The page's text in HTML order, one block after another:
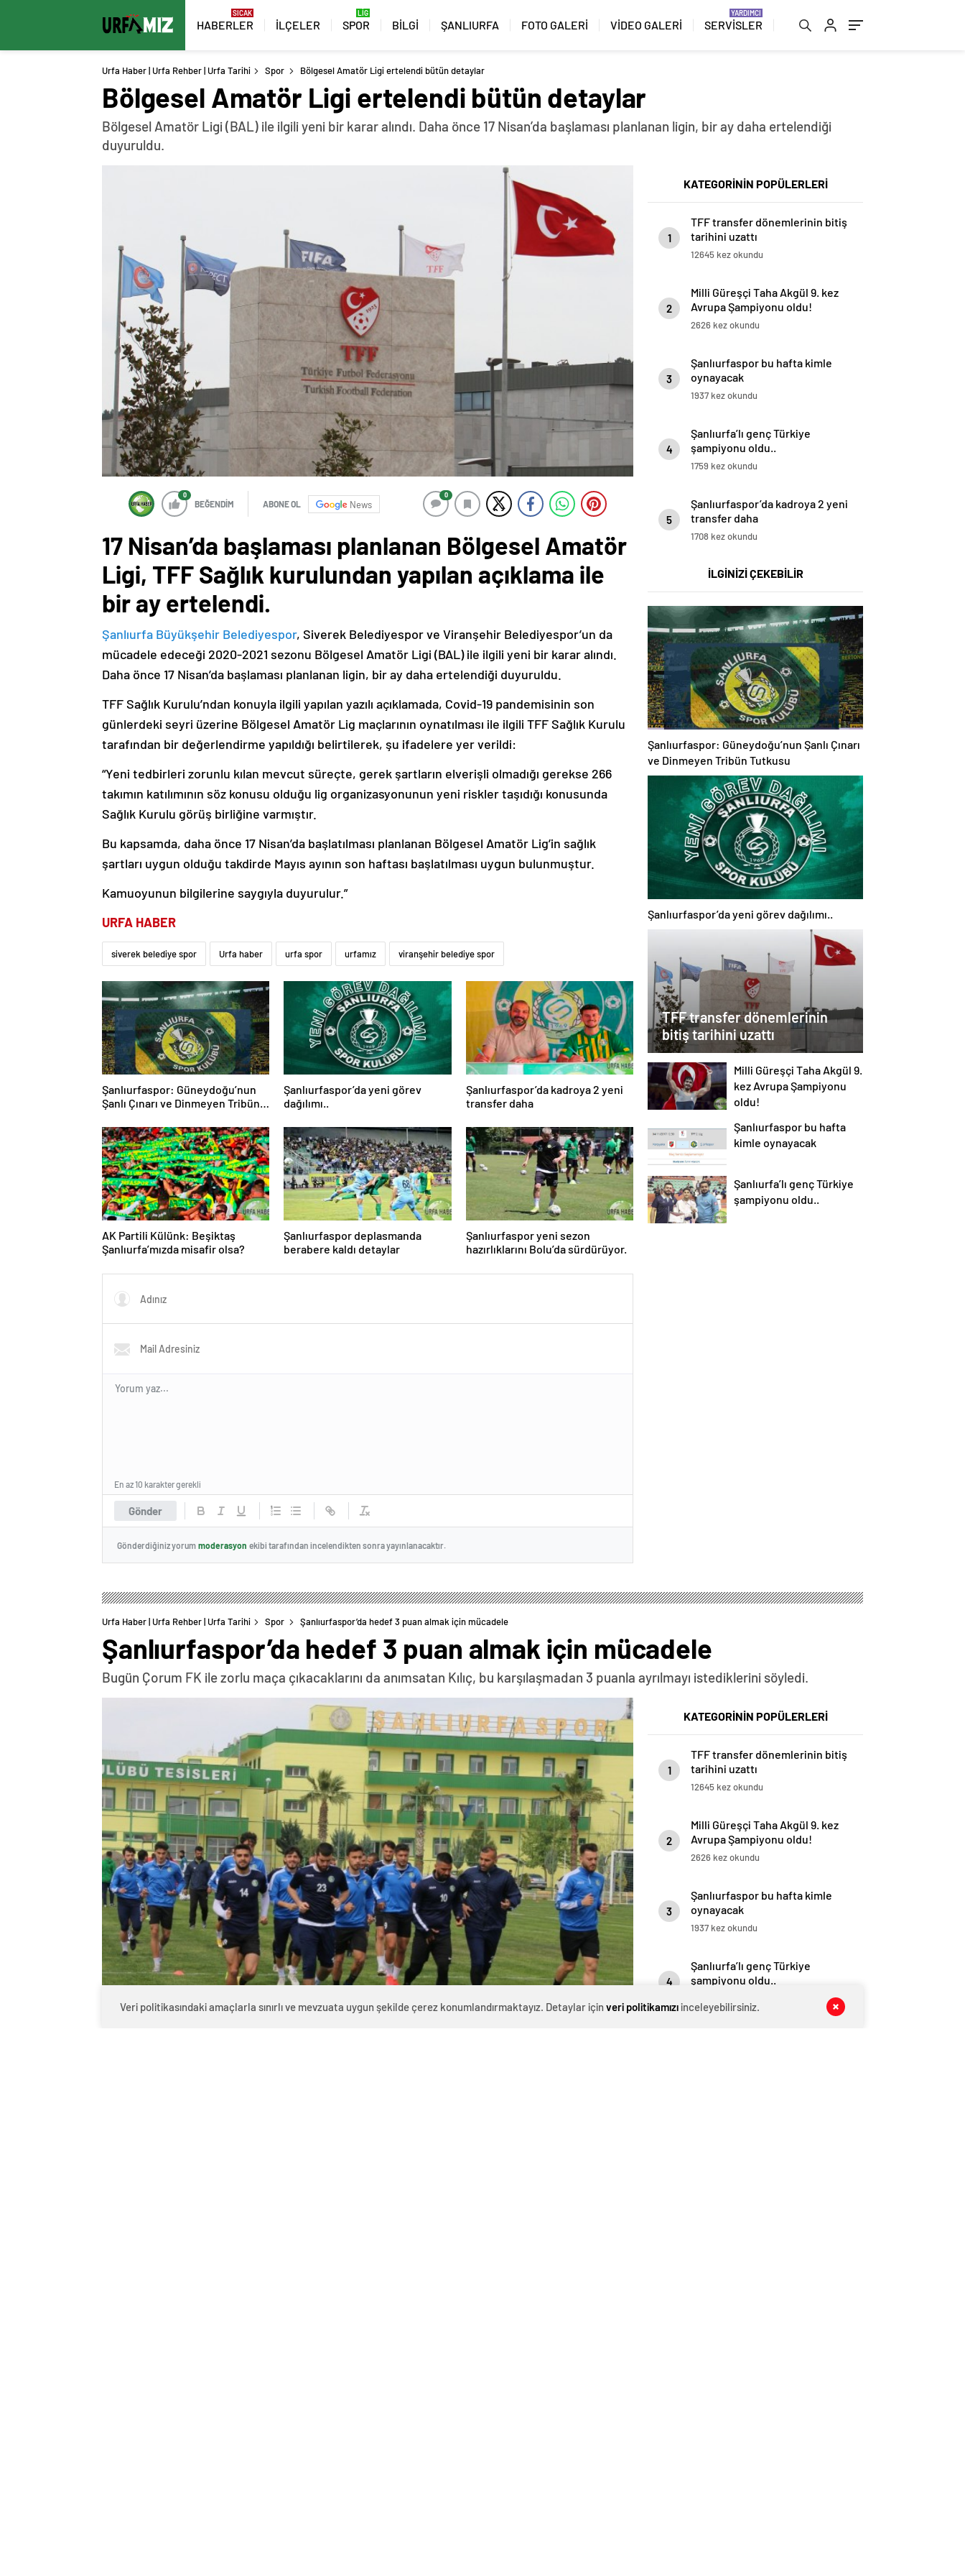
HABERLER İLÇELER SPOR BİLGİ ŞANLIURFA FOTO GALERİ VİDEO GALERİ SERVİSLER
Urfa Haber | Urfa Rehber | Urfa Tarihi Spor Bölgesel Amatör Ligi ertelendi bütün detaylar
Bölgesel Amatör Ligi ertelendi bütün detaylar
Bölgesel Amatör Ligi (BAL) ile ilgili yeni bir karar alındı. Daha önce 17 Nisan’da başlaması planlanan ligin, bir ay daha ertelendiği
duyuruldu.
0
BEĞENDİM ABONE OL News
0
17 Nisan’da başlaması planlanan Bölgesel Amatör
Ligi, TFF Sağlık kurulundan yapılan açıklama ile
bir ay ertelendi.
Şanlıurfa Büyükşehir Belediyespor, Siverek Belediyespor ve Viranşehir Belediyespor’un da
mücadele edeceği 2020-2021 sezonu Bölgesel Amatör Ligi (BAL) ile ilgili yeni bir karar alındı.
Daha önce 17 Nisan’da başlaması planlanan ligin, bir ay daha ertelendiği duyuruldu.
TFF Sağlık Kurulu’ndan konuyla ilgili yapılan yazılı açıklamada, Covid-19 pandemisinin son
günlerdeki seyri üzerine Bölgesel Amatör Lig maçlarının oynatılması ile ilgili TFF Sağlık Kurulu
tarafından bir değerlendirme yapıldığı belirtilerek, şu ifadelere yer verildi:
“Yeni tedbirleri zorunlu kılan mevcut süreçte, gerek şartların elverişli olmadığı gerekse 266
takımın katılımının söz konusu olduğu lig organizasyonunun yeni riskler taşıdığı konusunda
Sağlık Kurulu görüş birliğine varmıştır.
Bu kapsamda, daha önce 17 Nisan’da başlatılması planlanan Bölgesel Amatör Lig’in sağlık
şartları uygun olduğu takdirde Mayıs ayının son haftası başlatılması uygun bulunmuştur.
Kamuoyunun bilgilerine saygıyla duyurulur.”
URFA HABER
siverek belediye spor Urfa haber urfa spor urfamız viranşehir belediye spor
Şanlıurfaspor: Güneydoğu’nun
Şanlı Çınarı ve Dinmeyen Tribün
Şanlıurfaspor’da yeni görev
dağılımı..
Şanlıurfaspor’da kadroya 2 yeni
transfer daha
AK Partili Külünk: Beşiktaş
Şanlıurfa’mızda misafir olsa?
Şanlıurfaspor deplasmanda
berabere kaldı detaylar
Şanlıurfaspor yeni sezon
hazırlıklarını Bolu’da sürdürüyor.
Gönder
En az 10 karakter gerekli
Gönderdiğiniz yorum moderasyon ekibi tarafından incelendikten sonra yayınlanacaktır.
KATEGORİNİN POPÜLERLERİ
1
TFF transfer dönemlerinin bitiş
tarihini uzattı
12645 kez okundu
2
Milli Güreşçi Taha Akgül 9. kez
Avrupa Şampiyonu oldu!
2626 kez okundu
3
Şanlıurfaspor bu hafta kimle
oynayacak
1937 kez okundu
4
Şanlıurfa’lı genç Türkiye
şampiyonu oldu..
1759 kez okundu
5
Şanlıurfaspor’da kadroya 2 yeni
transfer daha
1708 kez okundu
İLGİNİZİ ÇEKEBİLİR
Şanlıurfaspor: Güneydoğu’nun Şanlı Çınarı
ve Dinmeyen Tribün Tutkusu
Şanlıurfaspor’da yeni görev dağılımı..
TFF transfer dönemlerinin
bitiş tarihini uzattı
Milli Güreşçi Taha Akgül 9.
kez Avrupa Şampiyonu
oldu!
Şanlıurfaspor bu hafta
kimle oynayacak
Şanlıurfa’lı genç Türkiye
şampiyonu oldu..
Urfa Haber | Urfa Rehber | Urfa Tarihi Spor Şanlıurfaspor’da hedef 3 puan almak için mücadele
Şanlıurfaspor’da hedef 3 puan almak için mücadele
Bugün Çorum FK ile zorlu maça çıkacaklarını da anımsatan Kılıç, bu karşılaşmadan 3 puanla ayrılmayı istediklerini söyledi.
KATEGORİNİN POPÜLERLERİ
1
TFF transfer dönemlerinin bitiş
tarihini uzattı
12645 kez okundu
2
Milli Güreşçi Taha Akgül 9. kez
Avrupa Şampiyonu oldu!
2626 kez okundu
3
Şanlıurfaspor bu hafta kimle
oynayacak
1937 kez okundu
4
Şanlıurfa’lı genç Türkiye
şampiyonu oldu..
Veri politikasındaki amaçlarla sınırlı ve mevzuata uygun şekilde çerez konumlandırmaktayız. Detaylar için veri politikamızıinceleyebilirsiniz.